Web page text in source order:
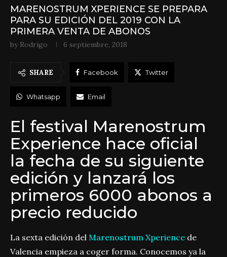
MARENOSTRUM XPERIENCE SE PREPARA
PARA SU EDICIÓN DEL 2019 CON LA
PRIMERA VENTA DE ABONOS
by Rodrigo 6 septiembre, 2018
SHARE Facebook Twitter
Whatsapp Email
El festival Marenostrum
Experience hace oficial
la fecha de su siguiente
edición y lanzará los
primeros 6000 abonos a
precio reducido
La sexta edición del Marenostrum Xperience de
Valencia empieza a coger forma. Conocemos ya la